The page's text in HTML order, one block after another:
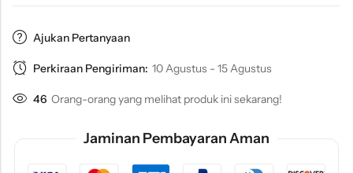
Ajukan Pertanyaan
Perkiraan Pengiriman: 10 Agustus - 15 Agustus
46 Orang-orang yang melihat produk ini sekarang!
Jaminan Pembayaran Aman